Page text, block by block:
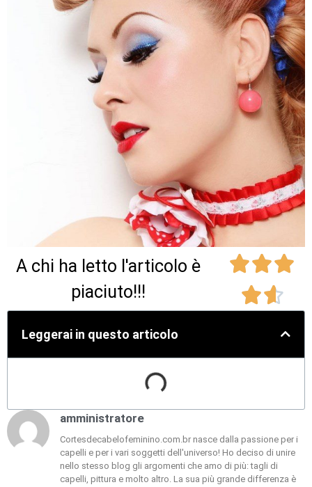
A chi ha letto l'articolo è
piaciuto!!!


Leggerai in questo articolo
amministratore
Cortesdecabelofeminino.com.br nasce dalla passione per i
capelli e per i vari soggetti dell'universo! Ho deciso di unire
nello stesso blog gli argomenti che amo di più: tagli di
capelli, pittura e molto altro. La sua più grande differenza è